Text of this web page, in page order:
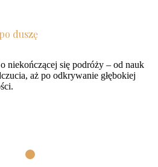
duszę
niekończącej się podróży – od nauk
aż po odkrywanie głębokiej